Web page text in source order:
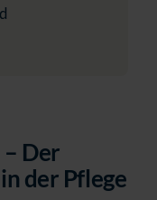
Der
der Pflege